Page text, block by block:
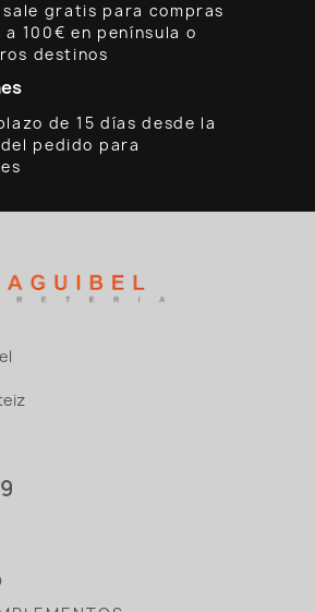
sale gratis para compras
100€ en península o
destinos
de 15 días desde la
pedido para